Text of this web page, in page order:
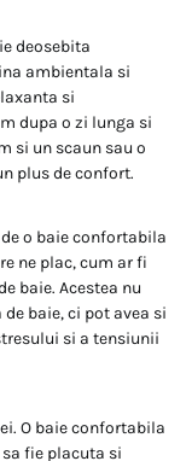
deosebita
ambientala si
si
dupa o zi lunga si
si un scaun sau o
plus de confort.
o baie confortabila
ne plac, cum ar fi
baie. Acestea nu
baie, ci pot avea si
si a tensiunii
O baie confortabila
fie placuta si